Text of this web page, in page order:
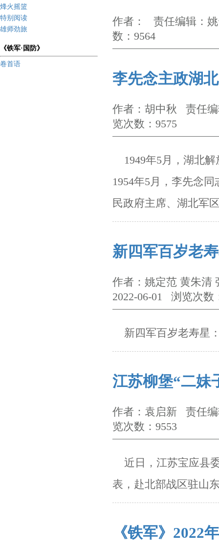
烽火摇篮
特别阅读
雄师劲旅
《铁军·国防》
卷首语
作者： 责任编辑：
数：9564
李先念主政湖
作者：胡中秋 责任
览次数：9575
1949年5月，湖北解
1954年5月，李先念同
民政府主席、湖北军
新四军百岁老
作者：姚定范 黄朱
2022-06-01 浏览次数
新四军百岁老寿星
江苏柳堡“二妹
作者：袁启新 责任
览次数：9553
近日，江苏宝应县
表，赴北部战区驻山
《铁军》2022